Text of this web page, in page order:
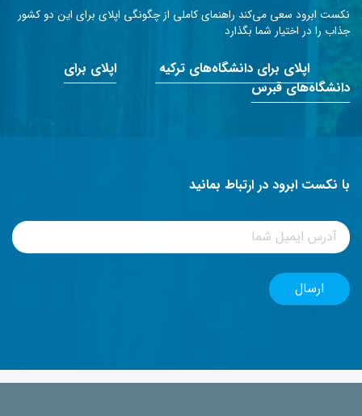
نکست ابرود سعی می‌کند راهنمای کاملی از چگونگی اپلای برای این دو کشور
جذاب را در اختیار شما بگذارد
اپلای برای دانشگاه‌های ترکیه
اپلای برای
دانشگاه‌های قبرس
با نکست ابرود در ارتباط بمانید